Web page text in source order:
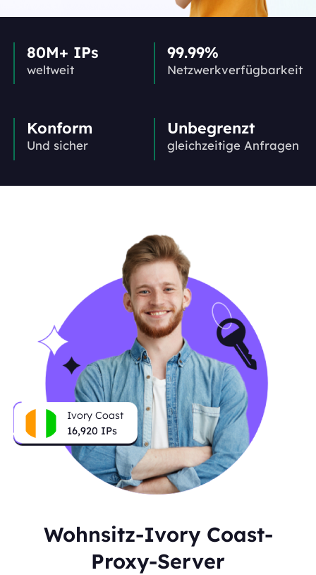
80M+ IPs
weltweit
99.99%
Netzwerkverfügbarkeit
Konform
Und sicher
Unbegrenzt
gleichzeitige Anfragen
Ivory Coast
16,920 IPs
Wohnsitz-Ivory Coast-
Proxy-Server